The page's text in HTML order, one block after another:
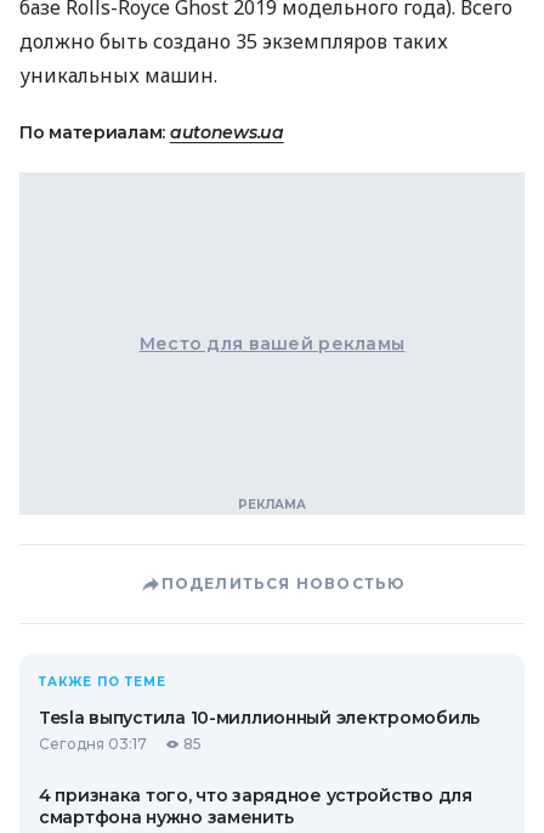
базе Rolls-Royce Ghost 2019 модельного года). Всего
должно быть создано 35 экземпляров таких
уникальных машин.
По материалам: autonews.ua
Место для вашей рекламы
ПОДЕЛИТЬСЯ НОВОСТЬЮ
ТАКЖЕ ПО ТЕМЕ
Tesla выпустила 10-миллионный электромобиль
Сегодня 03:17 85
4 признака того, что зарядное устройство для
смартфона нужно заменить